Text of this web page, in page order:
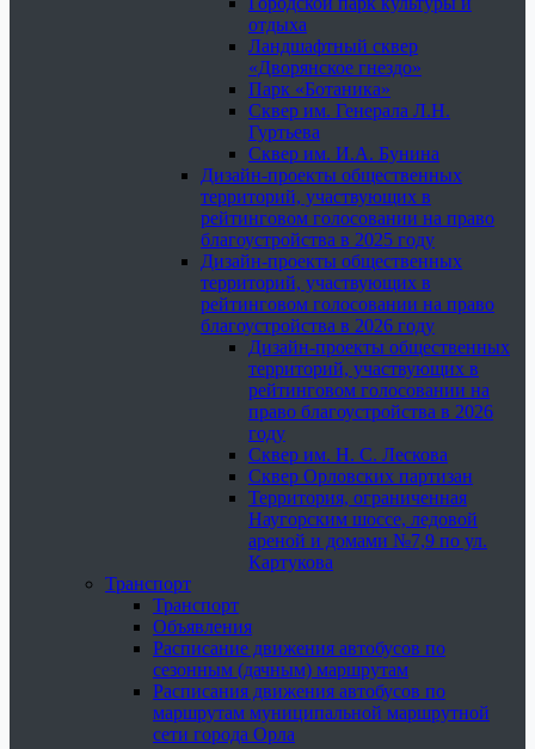
отдыха
Ландшафтный сквер
«Дворянское гнездо»
Парк «Ботаника»
Сквер им. Генерала Л.Н.
Гуртьева
Сквер им. И.А. Бунина
Дизайн-проекты общественных
территорий, участвующих в
рейтинговом голосовании на право
благоустройства в 2025 году
Дизайн-проекты общественных
территорий, участвующих в
рейтинговом голосовании на право
благоустройства в 2026 году
Дизайн-проекты общественных
территорий, участвующих в
рейтинговом голосовании на
право благоустройства в 2026
году
Сквер им. Н. С. Лескова
Сквер Орловских партизан
Территория, ограниченная
Наугорским шоссе, ледовой
ареной и домами №7,9 по ул.
Картукова
Транспорт
Транспорт
Объявления
Расписание движения автобусов по
сезонным (дачным) маршрутам
Расписания движения автобусов по
маршрутам муниципальной маршрутной
сети города Орла